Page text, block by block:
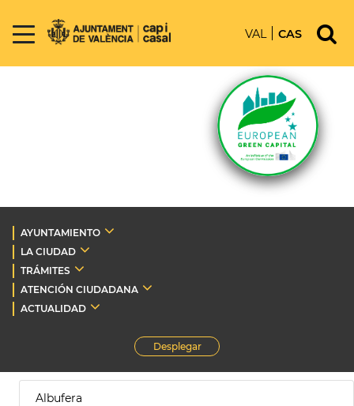
VAL CAS
AYUNTAMIENTO
LA CIUDAD
TRÁMITES
ATENCIÓN CIUDADANA
ACTUALIDAD
Desplegar
Albufera